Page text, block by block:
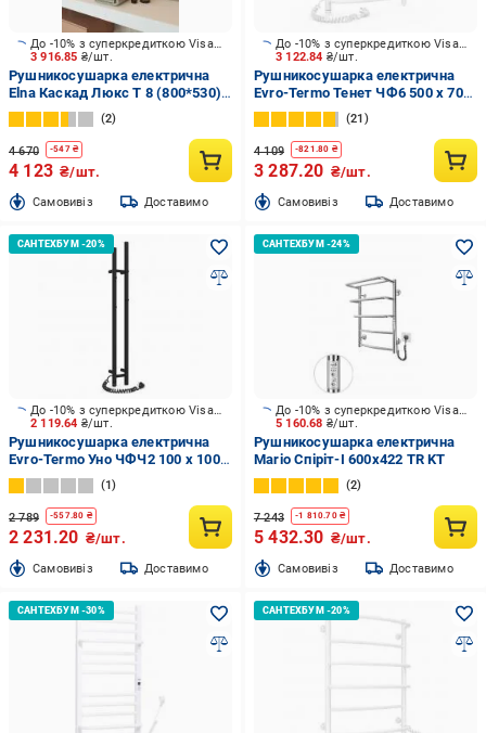
3 916.85 ₴/шт.
До -10% з суперкредиткою Visa Вигода
Рушникосушарка електрична
Elna Каскад Люкс Т 8 (800*530)
чорна з програматором
температури
2
4 670 -547₴
4 123 ₴/шт.
Cамовивіз Доставимо
3 122.84 ₴/шт.
До -10% з суперкредиткою Visa Вигода
Рушникосушарка електрична
Evro-Termo Тенет ЧФ6 500 х 700
Е Л S3
21
4 109 -821.80 ₴
3 287.20 ₴/шт.
Cамовивіз Доставимо
2 119.64 ₴/шт.
До -10% з суперкредиткою Visa Вигода
Рушникосушарка електрична
Evro-Termo Уно ЧФЧ2 100 х 1000
Електро S3
1
2 789 -557.80 ₴
2 231.20 ₴/шт.
Cамовивіз Доставимо
5 160.68 ₴/шт.
До -10% з суперкредиткою Visa Вигода
Рушникосушарка електрична
Mario Спіріт-І 600х422 TR KT
2
7 243 -1 810.70₴
5 432.30 ₴/шт.
Cамовивіз Доставимо